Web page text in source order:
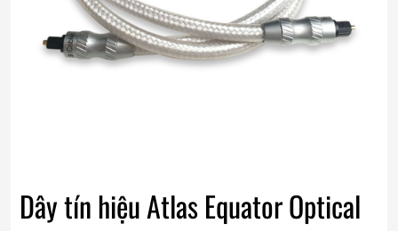
Dây tín hiệu Atlas Equator Optical